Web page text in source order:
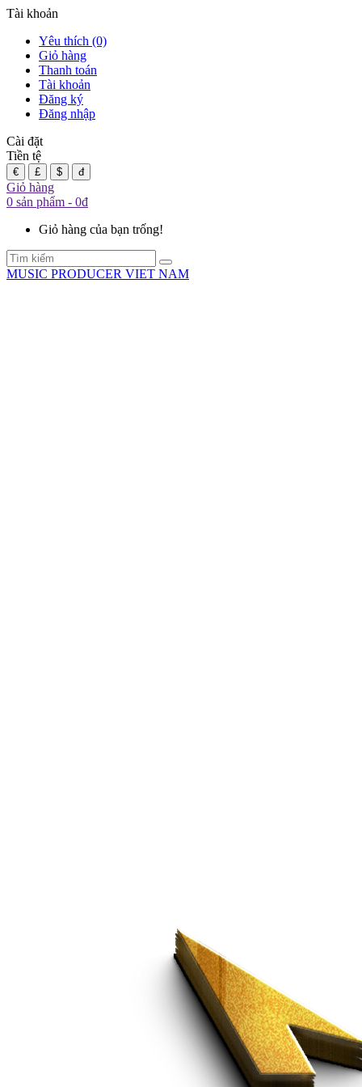
Tài khoản
Yêu thích (0)
Giỏ hàng
Thanh toán
Tài khoản
Đăng ký
Đăng nhập
Cài đặt
Tiền tệ
€ £ $ đ
Giỏ hàng
0 sản phẩm - 0đ
Giỏ hàng của bạn trống!
MUSIC PRODUCER VIET NAM